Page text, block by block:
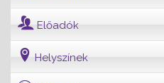
Előadók
Helyszínek